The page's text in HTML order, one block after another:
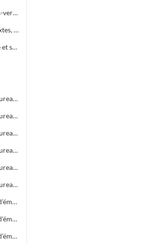
Elections législatives 1997 - 5ème circonscription : Procès-verbaux
Elections Prud'homales 1997 : Organisation du scrutin, textes, représentants des organisations professionnelles et syndicales, délégués, bureaux de vote, tableaux de vote par correspondance
Elections Prud'homales 1997 : Procès-verbaux par collège et section
Elections présidentielles 2002 : Listes d'émargement par bureau de vote : 1 à 5
Elections présidentielles 2002 : Listes d'émargement par bureau de vote : 6 à 10
Elections présidentielles 2002 : Listes d'émargement par bureau de vote : 11 à 16 ( pas de 12 )
Elections présidentielles 2002 : Listes d'émargement par bureau de vote : 17 à 21
Elections présidentielles 2002 : Listes d'émargement par bureau de vote : 22 à 25
Elections présidentielles 2002 : Listes d'émargement par bureau de vote : 26 à 29
Elections législatives 2002 - 4ème circonscription : Listes d'émargement par bureau de vote : 01 à 05
Elections législatives 2002 - 4ème circonscription : Listes d'émargement par bureau de vote : 06 à 09
Elections législatives 2002 - 4ème circonscription : Listes d'émargement par bureau de vote : 10 à 14